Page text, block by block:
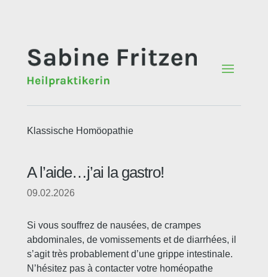
Klassische Homöopathie
A l’aide…j’ai la gastro!
09.02.2026
Si vous souffrez de nausées, de crampes
abdominales, de vomissements et de diarrhées, il
s’agit très probablement d’une grippe intestinale.
N’hésitez pas à contacter votre homéopathe